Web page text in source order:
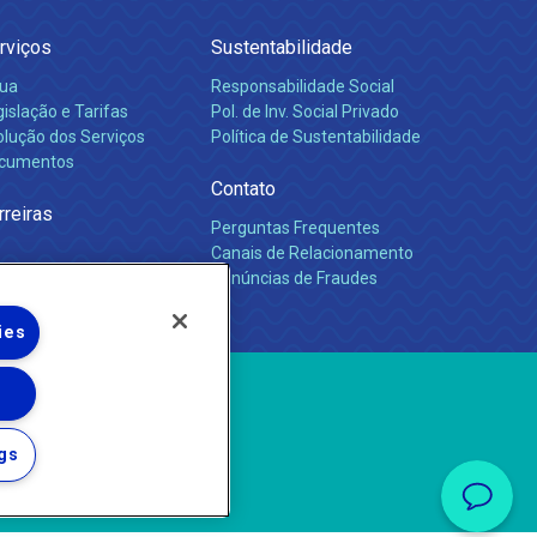
e Tarifas
dos Serviços
Sustentabilidade
Responsabilidade Social
Pol. de Inv. Social Privado
Política de Sustentabilidade
Contato
Perguntas Frequentes
Canais de Relacionamento
Denúncias de Fraudes